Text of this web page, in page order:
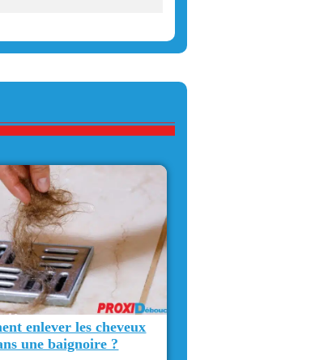
enlever les cheveux
une baignoire ?